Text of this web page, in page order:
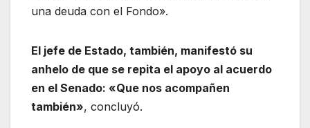
una deuda con el Fondo».
El jefe de Estado, también, manifestó su
anhelo de que se repita el apoyo al acuerdo
en el Senado: «Que nos acompañen
también», concluyó.